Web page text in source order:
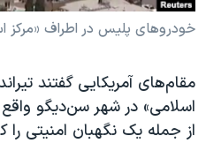
اسرائیل در جنگ
آرشیو پخش زنده
ورزش زنان در ایران
مجموعه مستندهای دادخواهی
تریبونال مردمی آبان ۹۸
زبانهای مختلف
خودروهای پلیس در اطراف «مرکز
مقام‌های آمریکایی گفتند
اسلامی» در شهر سن‌دیگو واقع
از جمله یک نگهبان امنیتی